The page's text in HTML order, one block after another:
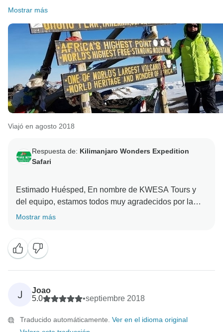
Mostrar más
Viajó en agosto 2018
Respuesta de: Kilimanjaro Wonders Expedition
Safari
Estimado Huésped, En nombre de KWESA Tours y
del equipo, estamos todos muy agradecidos por la
elección que hiciste de explorar Tanzania con
vez más, en nombre del equipo de KWESA Tours, me
gustaría darte las gracias por elegir viajar y alojarte
Mostrar más
J
Joao
5.0
•septiembre 2018
Traducido automáticamente. Ver en el idioma original